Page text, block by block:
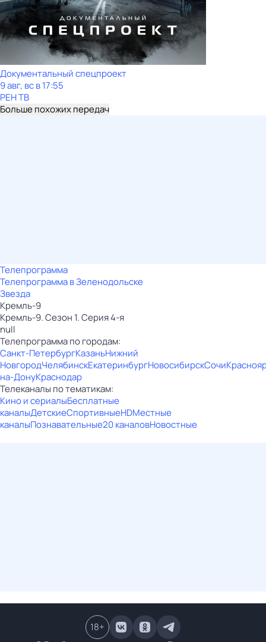
Документальный спецпроект
9 авг, вс в 17:55
РЕН ТВ
Больше похожих передач
Телепрограмма
Телепрограмма в Зеленодольске
Звезда
Кремль-9
Кремль-9. Сезон 1. Серия 4-я
null
Телепрограмма по городам:
Санкт-ПетербургКазаньНижний
НовгородЧелябинскЕкатеринбургНовосибирскСочи
на-ДонуКраснодар
Телеканалы по тематикам:
Кино и сериалыБесплатные
каналыДетскиеСпортивныеHDМестные
каналыПознавательные20 каналовНовостные
18+